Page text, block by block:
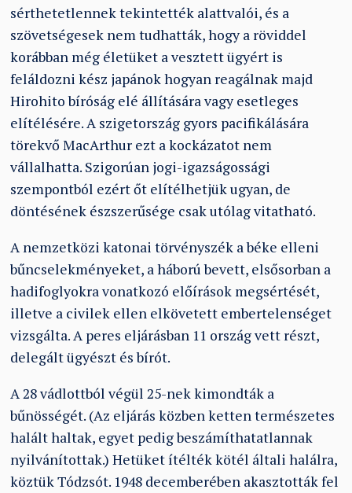
sérthetetlennek tekintették alattvalói, és a
szövetségesek nem tudhatták, hogy a röviddel
korábban még életüket a vesztett ügyért is
feláldozni kész japánok hogyan reagálnak majd
Hirohito bíróság elé állítására vagy esetleges
elítélésére. A szigetország gyors pacifikálására
törekvő MacArthur ezt a kockázatot nem
vállalhatta. Szigorúan jogi-igazságossági
szempontból ezért őt elítélhetjük ugyan, de
döntésének észszerűsége csak utólag vitatható.
A nemzetközi katonai törvényszék a béke elleni
bűncselekményeket, a háború bevett, elsősorban a
hadifoglyokra vonatkozó előírások megsértését,
illetve a civilek ellen elkövetett embertelenséget
vizsgálta. A peres eljárásban 11 ország vett részt,
delegált ügyészt és bírót.
A 28 vádlottból végül 25-nek kimondták a
bűnösségét. (Az eljárás közben ketten természetes
halált haltak, egyet pedig beszámíthatatlannak
nyilvánítottak.) Hetüket ítélték kötél általi halálra,
köztük Tódzsót. 1948 decemberében akasztották fel